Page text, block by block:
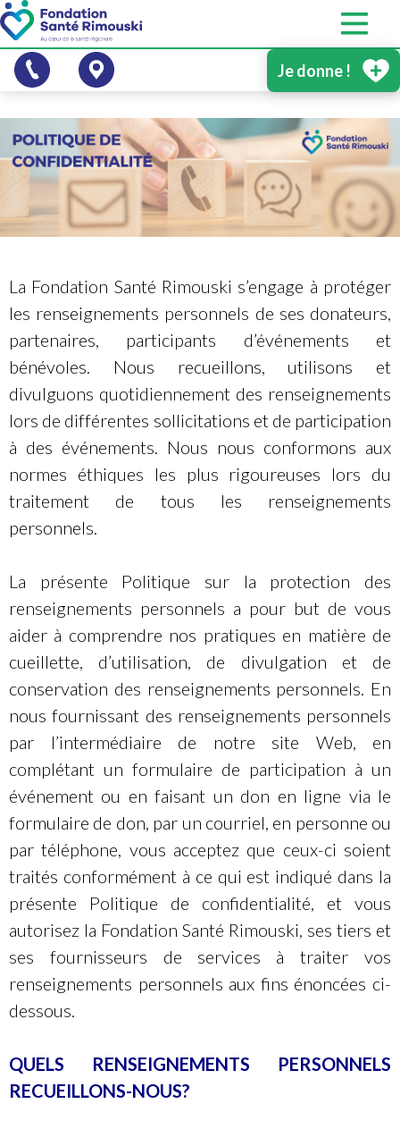
Je donne !
La Fondation Santé Rimouski s’engage à protéger
les renseignements personnels de ses donateurs,
partenaires, participants d’événements et
bénévoles. Nous recueillons, utilisons et
divulguons quotidiennement des renseignements
lors de différentes sollicitations et de participation
à des événements. Nous nous conformons aux
normes éthiques les plus rigoureuses lors du
traitement de tous les renseignements
personnels.
La présente Politique sur la protection des
renseignements personnels a pour but de vous
aider à comprendre nos pratiques en matière de
cueillette, d’utilisation, de divulgation et de
conservation des renseignements personnels. En
nous fournissant des renseignements personnels
par l’intermédiaire de notre site Web, en
complétant un formulaire de participation à un
événement ou en faisant un don en ligne via le
formulaire de don, par un courriel, en personne ou
par téléphone, vous acceptez que ceux-ci soient
traités conformément à ce qui est indiqué dans la
présente Politique de confidentialité, et vous
autorisez la Fondation Santé Rimouski, ses tiers et
ses fournisseurs de services à traiter vos
renseignements personnels aux fins énoncées ci-
dessous.
QUELS RENSEIGNEMENTS PERSONNELS
RECUEILLONS-NOUS?